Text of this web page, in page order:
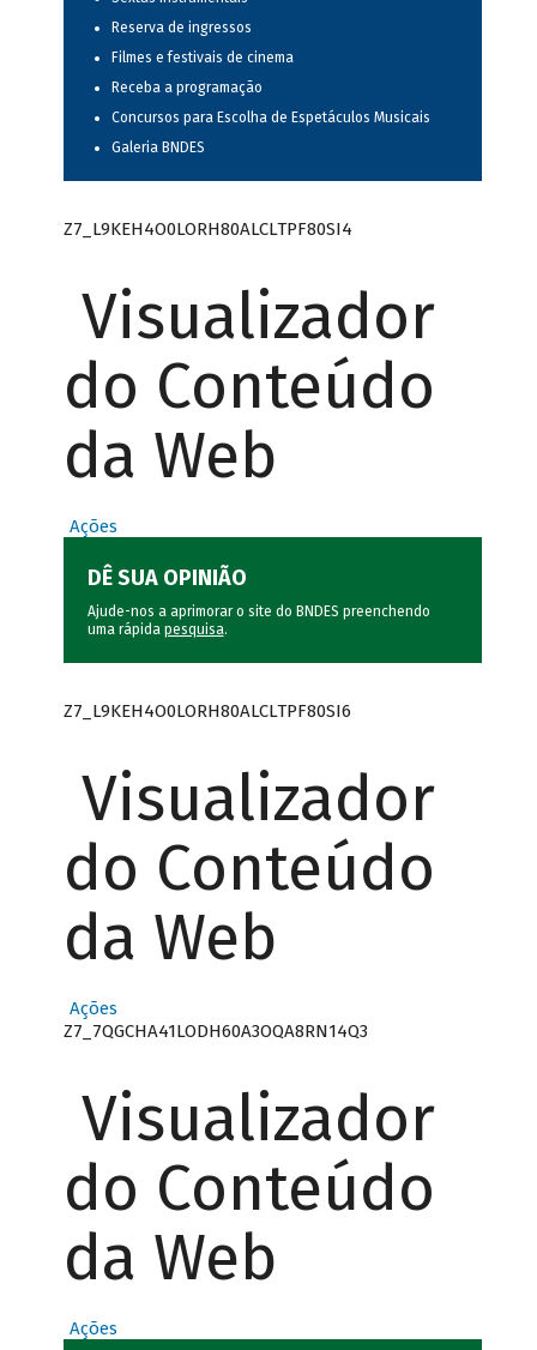
Reserva de ingressos
Filmes e festivais de cinema
Receba a programação
Concursos para Escolha de Espetáculos Musicais
Galeria BNDES
Z7_L9KEH4O0LORH80ALCLTPF80SI4
Visualizador
do Conteúdo
da Web
Ações
DÊ SUA OPINIÃO
Ajude-nos a aprimorar o site do BNDES preenchendo
uma rápida pesquisa.
Z7_L9KEH4O0LORH80ALCLTPF80SI6
Visualizador
do Conteúdo
da Web
Ações
Z7_7QGCHA41LODH60A3OQA8RN14Q3
Visualizador
do Conteúdo
da Web
Ações